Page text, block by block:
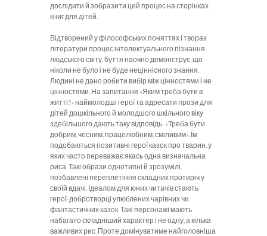
дослідити й зобразити цей процес на сторінках
книг для дітей.
Відтворений у філософських поняттях і творах
літератури процес інтелектуального пізнання
людського світу, буття наочно демонструє, що
ніколи не було і не буде неціннісного знання.
Людині не дано робити вибір між цінностями і не
цінностями. На запитання «Яким треба бути в
житті?» наймолодші герої та адресати прози для
дітей дошкільного й молодшого шкільного віку
здебільшого дають таку відповідь: «Треба бути
добрим, чесним, працелюбним, сміливим». Їм
подобаються позитивні герої казок про тварин, у
яких часто переважає якась одна визначальна
риса. Такі образи однотипні й зрозумілі,
позбавлені переплетіння складних протиріч у
своїй вдачі. Ідеалом для юних читачів стають
герої-добротворці улюблених чарівних чи
фантастичних казок. Такі персонажі мають
набагато складніший характер і не одну, а кілька
важливих рис. Проте домінуватиме найголовніша